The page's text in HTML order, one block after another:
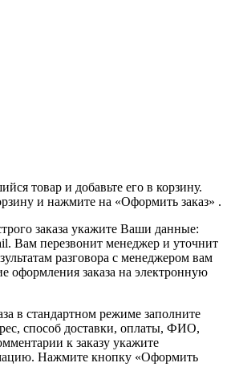
товар и добавьте его в корзину.
и нажмите на «Оформить заказ» .
заказа укажите Ваши данные:
Вам перезвонит менеджер и уточнит
разговора с менеджером вам
оформления заказа на электронную
в стандартном режиме заполните
способ доставки, оплаты, ФИО,
к заказу укажите
Нажмите кнопку «Оформить